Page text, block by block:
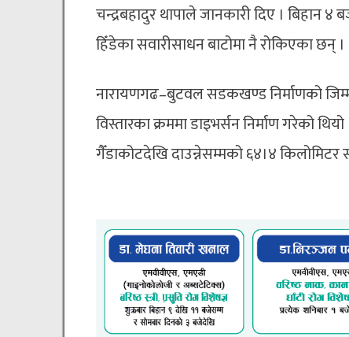
चन्द्रबहादुर थापाले जानकारी दिए ।
हिँडेका सवारीसाधन बाटोमा नै रोकिएका छन् ।
नारायणगढ–बुटवल सडकखण्ड निर्माणको
विस्तारका क्रममा डाइभर्सन निर्माण गरेको
गैँडाकोटदेखि दाउन्नेसम्मको ६४।४